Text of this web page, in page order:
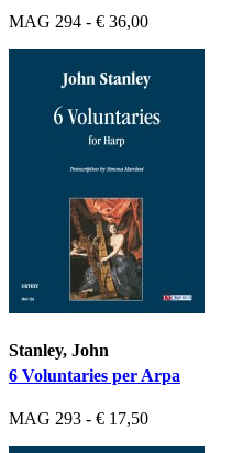
MAG 294 - € 36,00
Stanley, John
6 Voluntaries per Arpa
MAG 293 - € 17,50